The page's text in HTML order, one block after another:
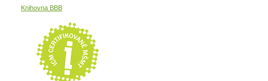
Knihovna BBB